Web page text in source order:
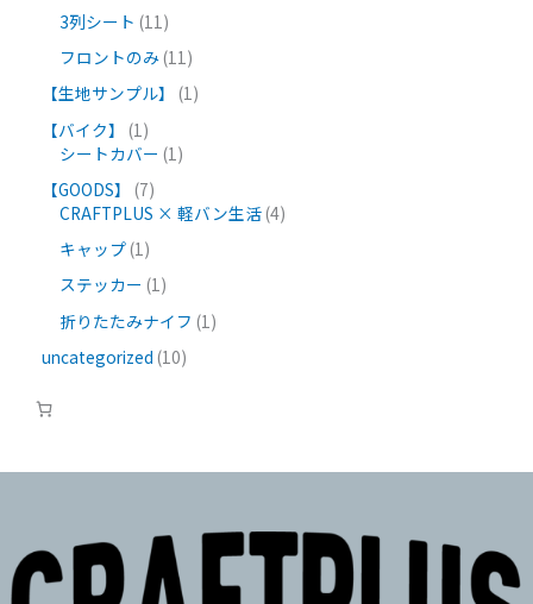
3列シート 11
フロントのみ 11
【生地サンプル】
1
【バイク】
1
シートカバー 1
【GOODS】
7
CRAFTPLUS × 軽バン生活 4
キャップ 1
ステッカー 1
折りたたみナイフ 1
uncategorized 10